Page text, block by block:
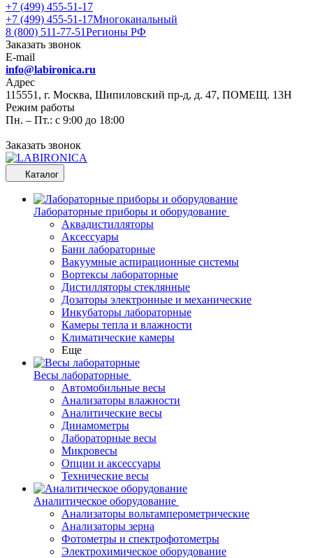
+7 (499) 455-51-17
+7 (499) 455-51-17Многоканальный
8 (800) 511-77-51Регионы РФ
Заказать звонок
E-mail
info@labironica.ru
Адрес
115551, г. Москва, Шипиловский пр-д, д. 47, ПОМЕЩ. 13Н
Режим работы
Пн. – Пт.: с 9:00 до 18:00
Заказать звонок
Каталог
Лабораторные приборы и оборудование
Аквадистилляторы
Аксессуары
Бани лабораторные
Вакуумные аспирационные системы
Вортексы лабораторные
Дистилляторы стеклянные
Дозаторы электронные и механические
Инкубаторы лабораторные
Камеры тепла и влажности
Климатические камеры
Еще
Весы лабораторные
Автомобильные весы
Анализаторы влажности
Аналитические весы
Динамометры
Лабораторные весы
Микровесы
Опции и аксессуары
Технические весы
Аналитическое оборудование
Анализаторы вольтамперометрические
Анализаторы зерна
Фотометры и спектрофотометры
Электрохимическое оборудование